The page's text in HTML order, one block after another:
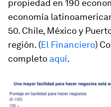
propiedad en 190
economía
50. Chile, México y
región. (El Financiero)
completo aquí.